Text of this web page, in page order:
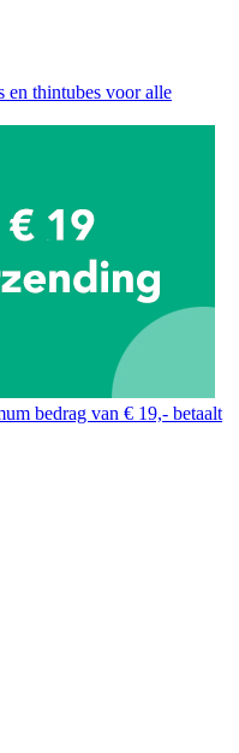
en thintubes voor alle
bedrag van € 19,- betaalt